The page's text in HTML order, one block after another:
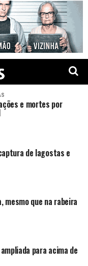
e mortes por
de lagostas e
mesmo que na rabeira
para acima de